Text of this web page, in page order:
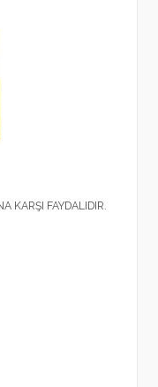
KARŞI FAYDALIDIR.